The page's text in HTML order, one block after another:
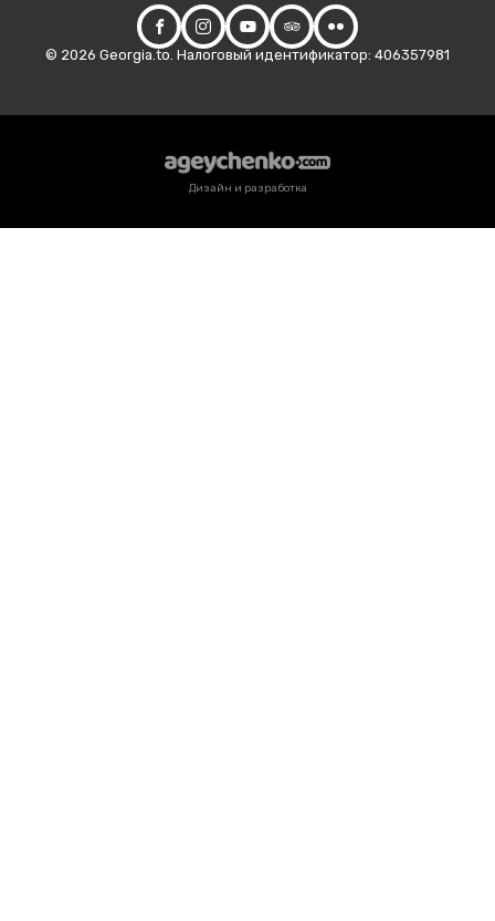
© 2026 Georgia.to. Налоговый идентификатор: 406357981
Дизайн и разработка